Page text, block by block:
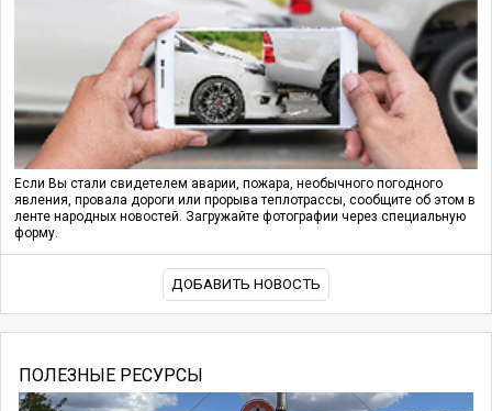
Если Вы стали свидетелем аварии, пожара, необычного погодного
явления, провала дороги или прорыва теплотрассы, сообщите об этом в
ленте народных новостей. Загружайте фотографии через специальную
форму.
ДОБАВИТЬ НОВОСТЬ
ПОЛЕЗНЫЕ РЕСУРСЫ